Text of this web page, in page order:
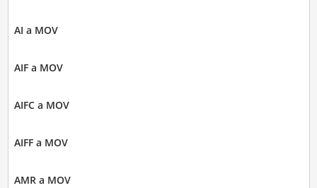
AI a MOV
AIF a MOV
AIFC a MOV
AIFF a MOV
AMR a MOV